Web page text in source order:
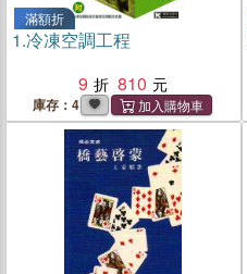
滿額折
1.冷凍空調工程
9
810
庫存：4